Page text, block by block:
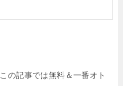
の記事では無料＆一番オト